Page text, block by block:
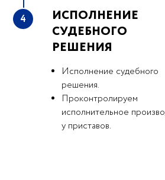
4
ИСПОЛНЕНИЕ
СУДЕБНОГО
РЕШЕНИЯ
Исполнение судебного
решения.
Проконтролируем
исполнительное
у приставов.